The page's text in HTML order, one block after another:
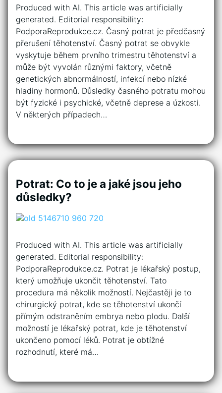
Produced with AI. This article was artificially
generated. Editorial responsibility:
PodporaReprodukce.cz. Časný potrat je předčasný
přerušení těhotenství. Časný potrat se obvykle
vyskytuje během prvního trimestru těhotenství a
může být vyvolán různými faktory, včetně
genetických abnormálností, infekcí nebo nízké
hladiny hormonů. Důsledky časného potratu mohou
být fyzické i psychické, včetně deprese a úzkosti.
V některých případech…
Potrat: Co to je a jaké jsou jeho
důsledky?
Produced with AI. This article was artificially
generated. Editorial responsibility:
PodporaReprodukce.cz. Potrat je lékařský postup,
který umožňuje ukončit těhotenství. Tato
procedura má několik možností. Nejčastěji je to
chirurgický potrat, kde se těhotenství ukončí
přímým odstraněním embrya nebo plodu. Další
možností je lékařský potrat, kde je těhotenství
ukončeno pomocí léků. Potrat je obtížné
rozhodnutí, které má…